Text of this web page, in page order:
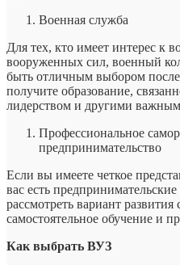
Военная служба
Для тех, кто имеет интерес к
вооруженных сил, военный
быть отличным выбором после
получите образование,
лидерством и другими
Профессиональное
предпринимательство
Если вы имеете четкое
вас есть
рассмотреть вариант развития
самостоятельное обучение и
Как выбрать ВУЗ